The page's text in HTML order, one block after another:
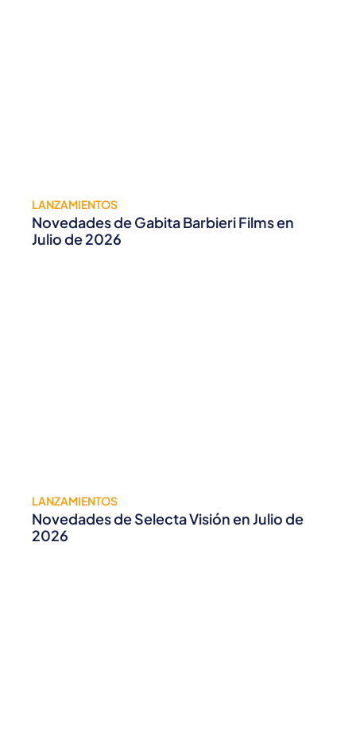
LANZAMIENTOS
Novedades de Gabita Barbieri Films en
Julio de 2026
LANZAMIENTOS
Novedades de Selecta Visión en Julio de
2026